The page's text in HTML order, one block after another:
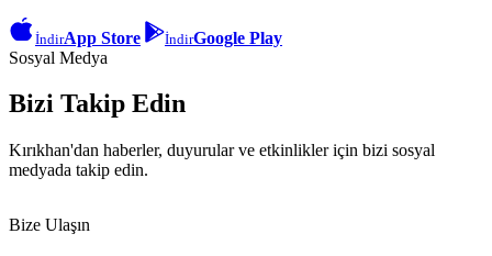
İndirApp Store İndirGoogle Play
Sosyal Medya
Bizi Takip Edin
Kırıkhan'dan haberler, duyurular ve etkinlikler için bizi sosyal
medyada takip edin.
Bize Ulaşın